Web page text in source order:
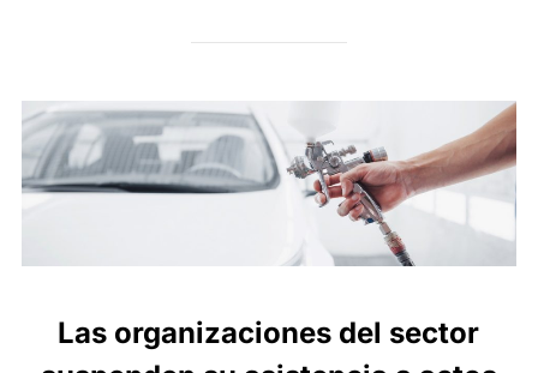
Las organizaciones del sector